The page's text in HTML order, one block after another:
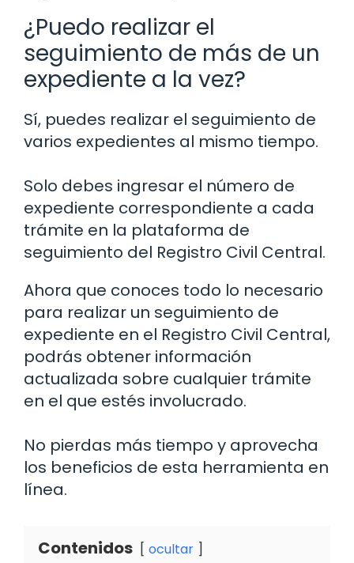
¿Puedo realizar el
seguimiento de más de un
expediente a la vez?
Sí, puedes realizar el seguimiento de
varios expedientes al mismo tiempo.
Solo debes ingresar el número de
expediente correspondiente a cada
trámite en la plataforma de
seguimiento del Registro Civil Central.
Ahora que conoces todo lo necesario
para realizar un seguimiento de
expediente en el Registro Civil Central,
podrás obtener información
actualizada sobre cualquier trámite
en el que estés involucrado.
No pierdas más tiempo y aprovecha
los beneficios de esta herramienta en
línea.
Contenidos ocultar